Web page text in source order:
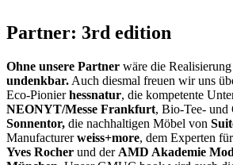
Partner: 3rd edition
Ohne unsere Partner wäre die
undenkbar. Auch diesmal freuen wir uns
Eco-Pionierhessnatur, die kompetente
NEONYT/Messe Frankfurt, Bio-Tee- und
Sonnentor, die nachhaltigen Möbel von
Manufacturerweiss+more, dem Experten
Yves Rocher und der AMD Akademie